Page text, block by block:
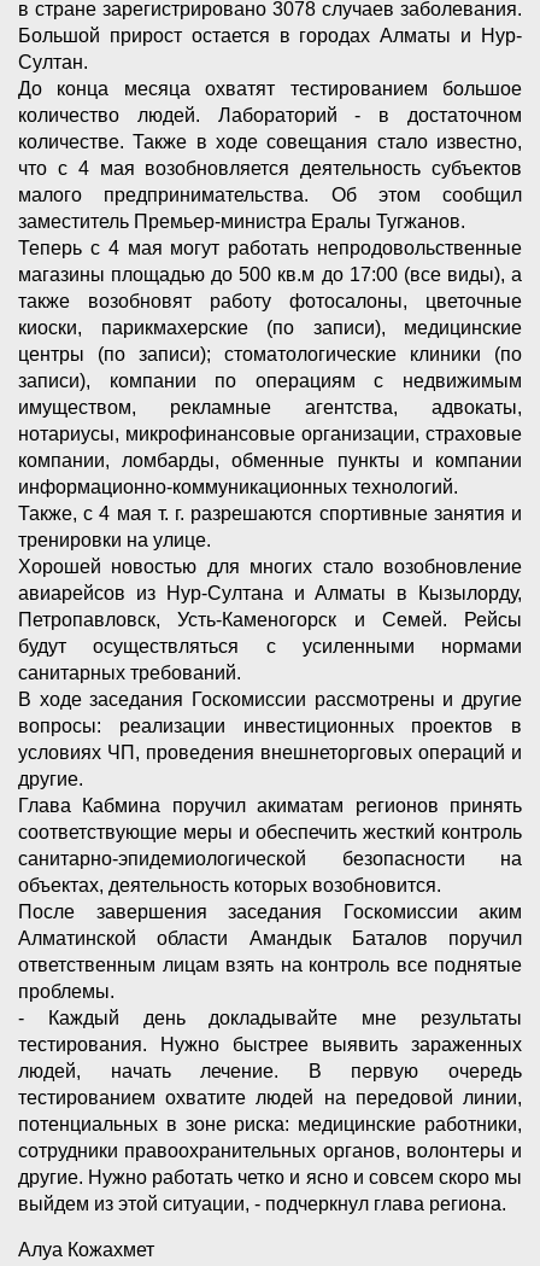
в стране зарегистрировано 3078 случаев заболевания.
Большой прирост остается в городах Алматы и Нур-
Султан.
До конца месяца охватят тестированием большое
количество людей. Лабораторий - в достаточном
количестве. Также в ходе совещания стало известно,
что с 4 мая возобновляется деятельность субъектов
малого предпринимательства. Об этом сообщил
заместитель Премьер-министра Ералы Тугжанов.
Теперь с 4 мая могут работать непродовольственные
магазины площадью до 500 кв.м до 17:00 (все виды), а
также возобновят работу фотосалоны, цветочные
киоски, парикмахерские (по записи), медицинские
центры (по записи); стоматологические клиники (по
записи), компании по операциям с недвижимым
имуществом, рекламные агентства, адвокаты,
нотариусы, микрофинансовые организации, страховые
компании, ломбарды, обменные пункты и компании
информационно-коммуникационных технологий.
Также, с 4 мая т. г. разрешаются спортивные занятия и
тренировки на улице.
Хорошей новостью для многих стало возобновление
авиарейсов из Нур-Султана и Алматы в Кызылорду,
Петропавловск, Усть-Каменогорск и Семей. Рейсы
будут осуществляться с усиленными нормами
санитарных требований.
В ходе заседания Госкомиссии рассмотрены и другие
вопросы: реализации инвестиционных проектов в
условиях ЧП, проведения внешнеторговых операций и
другие.
Глава Кабмина поручил акиматам регионов принять
соответствующие меры и обеспечить жесткий контроль
санитарно-эпидемиологической безопасности на
объектах, деятельность которых возобновится.
После завершения заседания Госкомиссии аким
Алматинской области Амандык Баталов поручил
ответственным лицам взять на контроль все поднятые
проблемы.
- Каждый день докладывайте мне результаты
тестирования. Нужно быстрее выявить зараженных
людей, начать лечение. В первую очередь
тестированием охватите людей на передовой линии,
потенциальных в зоне риска: медицинские работники,
сотрудники правоохранительных органов, волонтеры и
другие. Нужно работать четко и ясно и совсем скоро мы
выйдем из этой ситуации, - подчеркнул глава региона.
Алуа Кожахмет